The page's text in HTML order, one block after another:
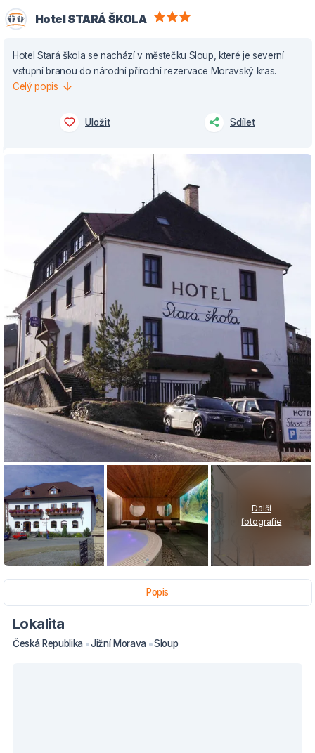
Hotel STARÁ ŠKOLA
Hotel Stará škola se nachází v městečku Sloup, které je severní
vstupní branou do národní přírodní rezervace Moravský kras.
Celý popis
Uložit Sdílet
Další
fotografie
Popis
Lokalita
Česká Republika Jižní Morava Sloup